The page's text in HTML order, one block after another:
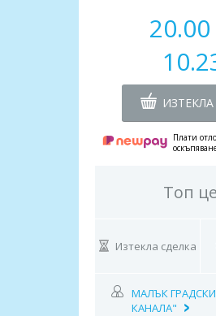
Плати
Топ
Изтекла сделка
МАЛЪК
КАНАЛА"